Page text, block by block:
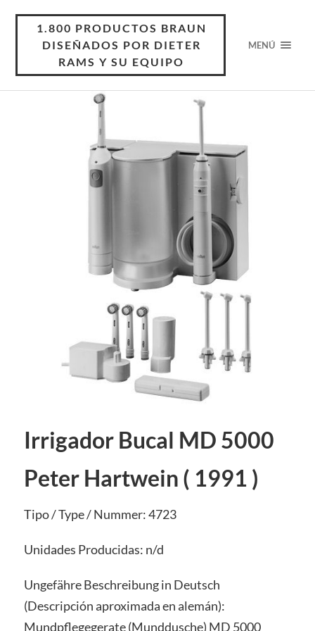
1.800 PRODUCTOS BRAUN
DISEÑADOS POR DIETER
RAMS Y SU EQUIPO
MENÚ
Irrigador Bucal MD 5000
Peter Hartwein ( 1991 )
Tipo / Type / Nummer: 4723
Unidades Producidas: n/d
Ungefähre Beschreibung in Deutsch
(Descripción aproximada en alemán):
Mundpflegegerate (Munddusche) MD 5000